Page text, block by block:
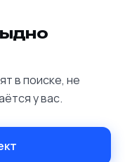
в поиске, не
у вас.